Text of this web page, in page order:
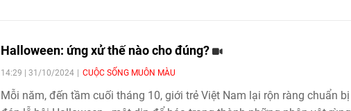
Halloween: ứng xử thế nào cho đúng?
14:29 | 31/10/2024 CUỘC SỐNG MUÔN MÀU
Mỗi năm, đến tầm cuối tháng 10, giới trẻ Việt Nam lại rộn ràng chuẩn bị